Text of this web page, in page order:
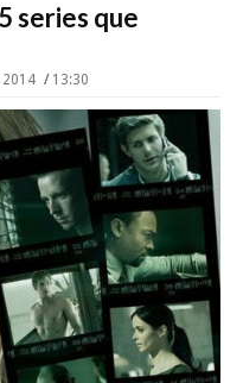
series que
2014 13:30